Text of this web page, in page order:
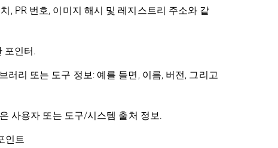
, PR 번호, 이미지 해시 및 레지스트리 주소와 같
포인터.
리 또는 도구 정보: 예를 들면, 이름, 버전, 그리고
사용자 또는 도구/시스템 출처 정보.
인트